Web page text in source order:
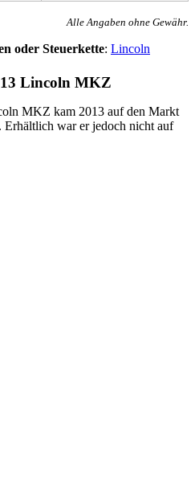
Alle Angaben ohne Gewähr.
oder Steuerkette: Lincoln
Lincoln MKZ
MKZ kam 2013 auf den Markt
Erhältlich war er jedoch nicht auf